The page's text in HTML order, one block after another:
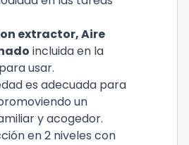
extractor, Aire
incluida en la
usar.
es adecuada para
un
y acogedor.
en 2 niveles con